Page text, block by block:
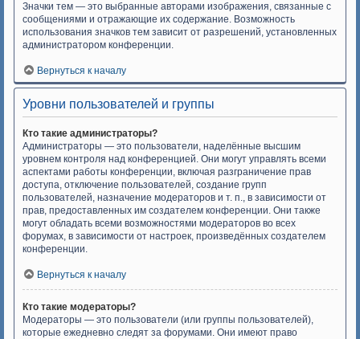
Значки тем — это выбранные авторами изображения, связанные с
сообщениями и отражающие их содержание. Возможность
использования значков тем зависит от разрешений, установленных
администратором конференции.
Вернуться к началу
Уровни пользователей и группы
Кто такие администраторы?
Администраторы — это пользователи, наделённые высшим
уровнем контроля над конференцией. Они могут управлять всеми
аспектами работы конференции, включая разграничение прав
доступа, отключение пользователей, создание групп
пользователей, назначение модераторов и т. п., в зависимости от
прав, предоставленных им создателем конференции. Они также
могут обладать всеми возможностями модераторов во всех
форумах, в зависимости от настроек, произведённых создателем
конференции.
Вернуться к началу
Кто такие модераторы?
Модераторы — это пользователи (или группы пользователей),
которые ежедневно следят за форумами. Они имеют право